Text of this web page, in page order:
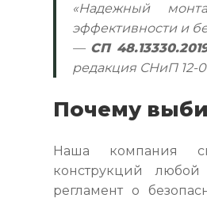
«Надежный
эффективности и
— СП
редакция СНиП 12-
Почему
Наша компания
конструкций любой
регламент о